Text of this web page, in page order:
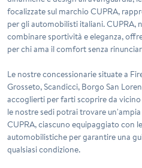
focalizzate sul marchio CUPRA,
per gli automobilisti italiani. CUPRA,
combinare sportività e eleganza,
per chi ama il comfort senza
Le nostre concessionarie situate a
Grosseto, Scandicci, Borgo San
accoglierti per farti scoprire da
le nostre sedi potrai trovare
CUPRA, ciascuno equipaggiato con
automobilistiche per garantire una
qualsiasi condizione.